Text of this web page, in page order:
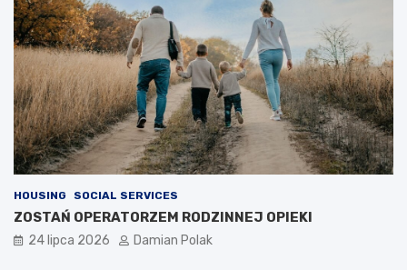
HOUSING SOCIAL SERVICES
ZOSTAŃ OPERATORZEM RODZINNEJ OPIEKI
24 lipca 2026 Damian Polak